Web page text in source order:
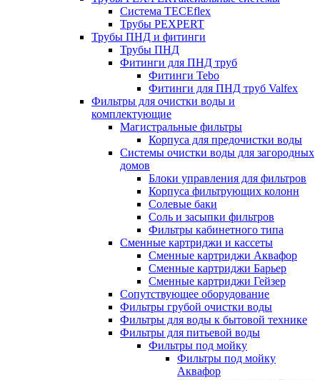
Система TECEflex
Трубы PEXPERT
Трубы ПНД и фитинги
Трубы ПНД
Фитинги для ПНД труб
Фитинги Tebo
Фитинги для ПНД труб Valfex
Фильтры для очистки воды и
комплектующие
Магистральные фильтры
Корпуса для предочистки воды
Системы очистки воды для загородных
домов
Блоки управления для фильтров
Корпуса фильтрующих колонн
Солевые баки
Соль и засыпки фильтров
Фильтры кабинетного типа
Сменные картриджи и кассеты
Сменные картриджи Аквафор
Сменные картриджи Барьер
Сменные картриджи Гейзер
Сопутствующее оборудование
Фильтры грубой очистки воды
Фильтры для воды к бытовой технике
Фильтры для питьевой воды
Фильтры под мойку
Фильтры под мойку
Аквафор